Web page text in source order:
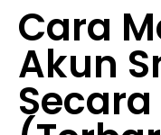
Cara
Akun